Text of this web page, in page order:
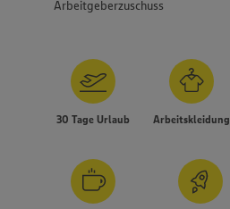
Arbeitgeberzuschuss
30 Tage Urlaub Arbeitskleidung